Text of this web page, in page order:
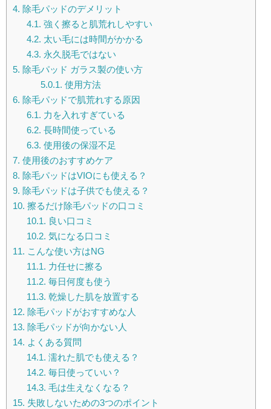
4. 除毛パッドのデメリット
4.1. 強く擦ると肌荒れしやすい
4.2. 太い毛には時間がかかる
4.3. 永久脱毛ではない
5. 除毛パッド ガラス製の使い方
5.0.1. 使用方法
6. 除毛パッドで肌荒れする原因
6.1. 力を入れすぎている
6.2. 長時間使っている
6.3. 使用後の保湿不足
7. 使用後のおすすめケア
8. 除毛パッドはVIOにも使える？
9. 除毛パッドは子供でも使える？
10. 擦るだけ除毛パッドの口コミ
10.1. 良い口コミ
10.2. 気になる口コミ
11. こんな使い方はNG
11.1. 力任せに擦る
11.2. 毎日何度も使う
11.3. 乾燥した肌を放置する
12. 除毛パッドがおすすめな人
13. 除毛パッドが向かない人
14. よくある質問
14.1. 濡れた肌でも使える？
14.2. 毎日使っていい？
14.3. 毛は生えなくなる？
15. 失敗しないための3つのポイント